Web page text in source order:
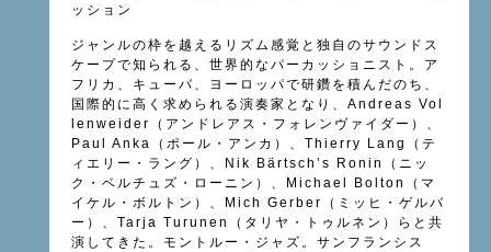
ッション
ジャンルの枠を越えるリズム感覚と独自のサウンドス
ケープで知られる、世界的なパーカッショニスト。ア
フリカ、キューバ、ヨーロッパで研鑽を積んだのち、
国際的に高く求められる演奏家となり、Andreas Vol
lenweider（アンドレアス・フォレンヴァイダー）、
Paul Anka（ポール・アンカ）、Thierry Lang（テ
ィエリー・ラング）、Nik Bärtsch’s Ronin（ニッ
ク・ベルチュズ・ローニン）、Michael Bolton（マ
イケル・ボルトン）、Mich Gerber（ミッヒ・ゲルバ
ー）、Tarja Turunen（タリヤ・トゥルネン）らと共
演してきた。モントルー・ジャズ。サンフランシス